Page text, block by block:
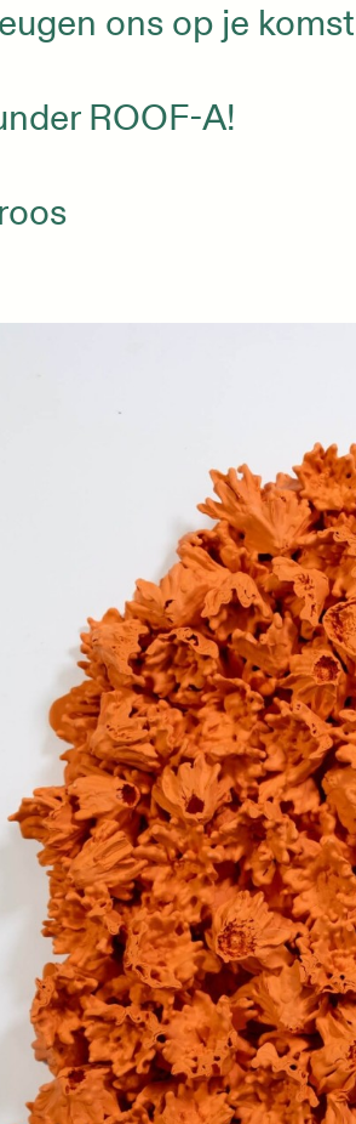
ons op je
ROOF-A!